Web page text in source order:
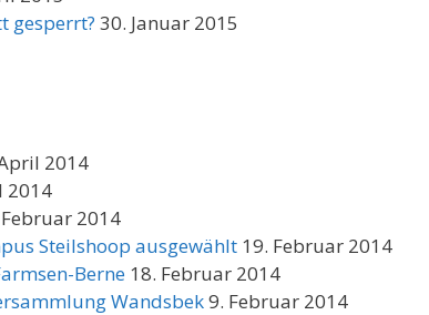
gesperrt? 30. Januar 2015
2014
2014
2014
Steilshoop ausgewählt 19. Februar 2014
Berne 18. Februar 2014
Wandsbek9. Februar 2014